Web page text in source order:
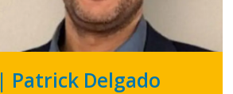
| Patrick Delgado